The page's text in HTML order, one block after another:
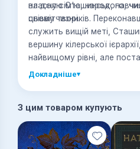
на долю Сташинського,
цьому творі.
власну сім'ю, народ,
співвітчизників.
служить вищій меті,
вершину кілерської
найвищому рівні, але
контролювала його
Докладніше▾
З цим товаром купують